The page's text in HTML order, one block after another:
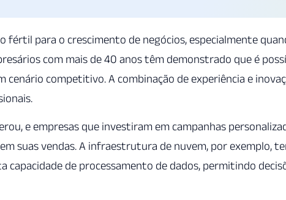
para o crescimento de negócios, especialmente
com mais de 40 anos têm demonstrado que é
cenário competitivo. A combinação de experiência e
e empresas que investiram em campanhas
suas vendas. A infraestrutura de nuvem, por exemplo,
capacidade de processamento de dados, permitindo